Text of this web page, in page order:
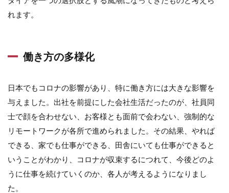
れます。
働き方の多様化
日本でもコロナの影響があり、特に働き方には大きな影響を
与えました。出社を前提にした会社生活だったのが、社員同
士で顔を合わせない、お客様とも面前で会わない、強制的な
リモートワークが各所で進められました。その結果、やれば
できる、家でも仕事ができる、田舎にいても仕事ができると
いうことがわかり、コロナが収束するにつれて、今後どのよ
うに仕事を続けていくのか、各人が考えるようになりまし
た。